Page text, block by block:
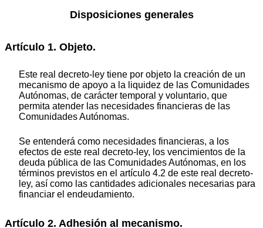
Disposiciones generales
Artículo 1. Objeto.
Este real decreto-ley tiene por objeto la creación de un
mecanismo de apoyo a la liquidez de las Comunidades
Autónomas, de carácter temporal y voluntario, que
permita atender las necesidades financieras de las
Comunidades Autónomas.
Se entenderá como necesidades financieras, a los
efectos de este real decreto-ley, los vencimientos de la
deuda pública de las Comunidades Autónomas, en los
términos previstos en el artículo 4.2 de este real decreto-
ley, así como las cantidades adicionales necesarias para
financiar el endeudamiento.
Artículo 2. Adhesión al mecanismo.